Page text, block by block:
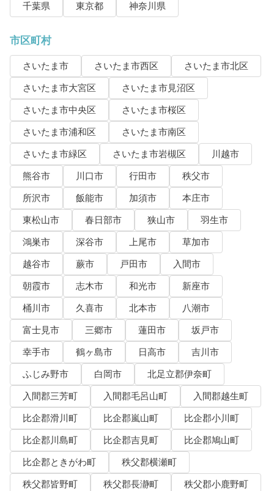
千葉県
東京都 神奈川県
市区町村
さいたま市 さいたま市西区
さいたま市北区
さいたま市大宮区
さいたま市見沼区
さいたま市中央区
さいたま市桜区
さいたま市浦和区
さいたま市南区
さいたま市緑区
さいたま市岩槻区
川越市
熊谷市
川口市 行田市
秩父市
所沢市
飯能市 加須市
本庄市
東松山市
春日部市 狭山市
羽生市
鴻巣市
深谷市 上尾市
草加市
越谷市
蕨市 戸田市
入間市
朝霞市
志木市 和光市
新座市
桶川市
久喜市 北本市
八潮市
富士見市
三郷市 蓮田市
坂戸市
幸手市
鶴ヶ島市 日高市
吉川市
ふじみ野市
白岡市
北足立郡伊奈町
入間郡三芳町
入間郡毛呂山町
入間郡越生町
比企郡滑川町
比企郡嵐山町
比企郡小川町
比企郡川島町
比企郡吉見町
比企郡鳩山町
比企郡ときがわ町
秩父郡横瀬町
秩父郡皆野町
秩父郡長瀞町
秩父郡小鹿野町